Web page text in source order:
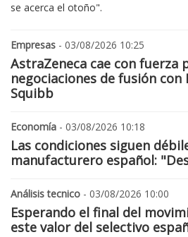
se acerca el otoño".
Empresas - 03/08/2026 10:25
AstraZeneca cae con fuerza
negociaciones de fusión
Squibb
Economía - 03/08/2026 10:18
Las condiciones siguen
manufacturero español:
Análisis tecnico - 03/08/2026 10:00
Esperando el final del
este valor del selectivo